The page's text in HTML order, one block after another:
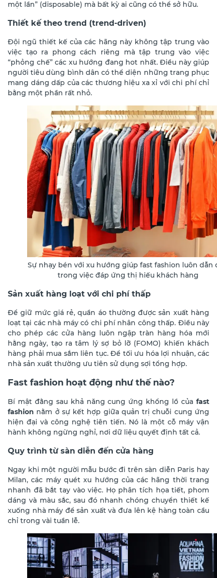
một lần” (disposable) mà bất kỳ ai cũng có thể sở hữu.
Thiết kế theo trend (trend-driven)
Đội ngũ thiết kế của các hãng này không tập trung vào
việc tạo ra phong cách riêng mà tập trung vào việc
“phỏng chế” các xu hướng đang hot nhất. Điều này giúp
người tiêu dùng bình dân có thể diện những trang phục
mang dáng dấp của các thương hiệu xa xỉ với chi phí chỉ
bằng một phần rất nhỏ.
Sự nhạy bén với xu hướng giúp fast fashion luôn dẫn
trong việc đáp ứng thị hiếu khách hàng
Sản xuất hàng loạt với chi phí thấp
Để giữ mức giá rẻ, quần áo thường được sản xuất hàng
loạt tại các nhà máy có chi phí nhân công thấp. Điều này
cho phép các cửa hàng luôn ngập tràn hàng hóa mới
hằng ngày, tạo ra tâm lý sợ bỏ lỡ (FOMO) khiến khách
hàng phải mua sắm liên tục.Để tối ưu hóa lợi nhuận, các
nhà sản xuất thường ưu tiên sử dụng sợi tổng hợp.
Fast fashion hoạt động như thế nào?
Bí mật đằng sau khả năng cung ứng khổng lồ của fast
fashion nằm ở sự kết hợp giữa quản trị chuỗi cung ứng
hiện đại và công nghệ tiên tiến. Nó là một cỗ máy vận
hành không ngừng nghỉ, nơi dữ liệu quyết định tất cả.
Quy trình từ sàn diễn đến cửa hàng
Ngay khi một người mẫu bước đi trên sàn diễn Paris hay
Milan, các máy quét xu hướng của các hãng thời trang
nhanh đã bắt tay vào việc. Họ phân tích họa tiết, phom
dáng và màu sắc, sau đó nhanh chóng chuyển thiết kế
xuống nhà máy để sản xuất và đưa lên kệ hàng toàn cầu
chỉ trong vài tuần lễ.